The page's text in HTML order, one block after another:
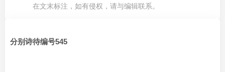
在文末标注，如有侵权，请与编辑联系。
分别诗待编号545